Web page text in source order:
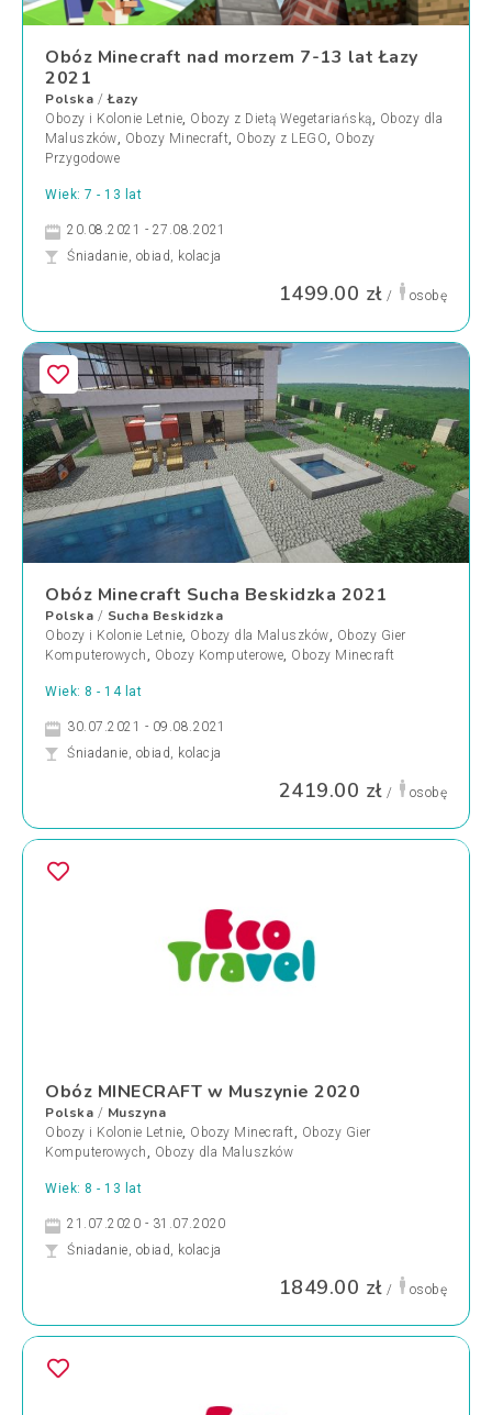
Obóz Minecraft nad morzem 7-13 lat Łazy
2021
Polska /Łazy
Obozy i Kolonie Letnie, Obozy z Dietą Wegetariańską, Obozy dla
Maluszków, Obozy Minecraft, Obozy z LEGO, Obozy
Przygodowe
Wiek: 7 - 13 lat
20.08.2021 - 27.08.2021
Śniadanie, obiad, kolacja
1499.00 zł / osobę
Obóz Minecraft Sucha Beskidzka 2021
Polska / Sucha Beskidzka
Obozy i Kolonie Letnie, Obozy dla Maluszków, Obozy Gier
Komputerowych , Obozy Komputerowe, Obozy Minecraft
Wiek: 8 - 14 lat
30.07.2021 - 09.08.2021
Śniadanie, obiad, kolacja
2419.00 zł / osobę
Obóz MINECRAFT w Muszynie 2020
Polska / Muszyna
Obozy i Kolonie Letnie, Obozy Minecraft, Obozy Gier
Komputerowych , Obozy dla Maluszków
Wiek: 8 - 13 lat
21.07.2020 - 31.07.2020
Śniadanie, obiad, kolacja
1849.00 zł / osobę